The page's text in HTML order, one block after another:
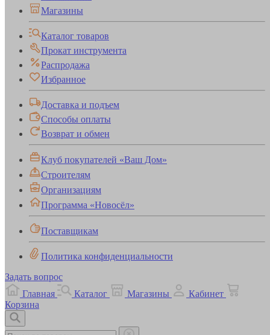
Магазины
Каталог товаров
Прокат инструмента
Распродажа
Избранное
Доставка и подъем
Способы оплаты
Возврат и обмен
Клуб покупателей «Ваш Дом»
Строителям
Организациям
Программа «Новосёл»
Поставщикам
Политика конфиденциальности
Задать вопрос
Главная
Каталог Магазины
Кабинет
Корзина